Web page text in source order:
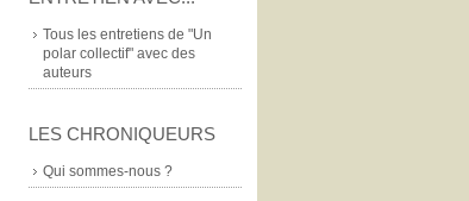
Tous les entretiens de "Un
polar collectif" avec des
auteurs
LES CHRONIQUEURS
Qui sommes-nous ?